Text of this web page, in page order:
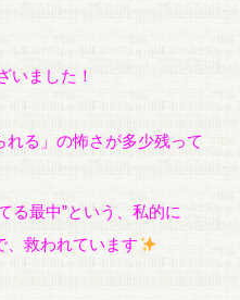
いました！
る」の怖さが多少残って
る最中”という、私的に
、救われています